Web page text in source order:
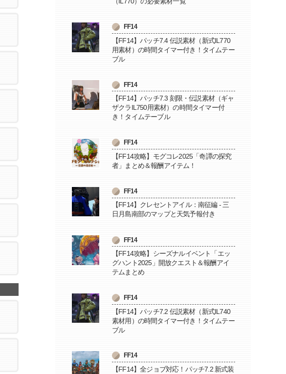
FF14
【FF14】パッチ7.4 伝説素材（新式IL770
用素材）の時間タイマー付き！タイムテー
ブル
FF14
【FF14】パッチ7.3 刻限・伝説素材（ギャ
ザクラIL750用素材）の時間タイマー付
き！タイムテーブル
FF14
【FF14攻略】モグコレ2025「奇譚の探究
者」まとめ＆報酬アイテム！
FF14
【FF14】クレセントアイル：南征編 - 三
日月島南部のマップと天気予報付き
FF14
【FF14攻略】シーズナルイベント「エッ
グハント2025」開放クエスト＆報酬アイ
テムまとめ
FF14
【FF14】パッチ7.2 伝説素材（新式IL740
素材用）の時間タイマー付き！タイムテー
ブル
FF14
【FF14】全ジョブ対応！パッチ7.2 新式装